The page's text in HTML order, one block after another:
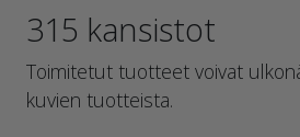
315 kansistot
Toimitetut tuotteet voivat
kuvien tuotteista.